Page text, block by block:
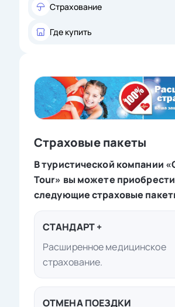
Страхование
Где купить
Страховые пакеты
В туристической компании
Tour» вы можете приобрести
следующие страховые
СТАНДАРТ +
Расширенное медицинское
страхование.
ОТМЕНА ПОЕЗДКИ